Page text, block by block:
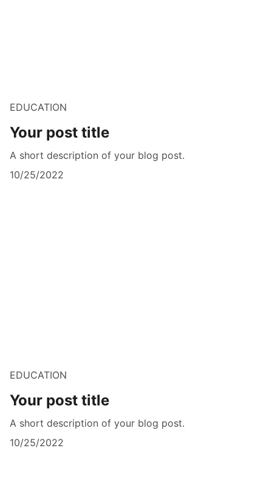
EDUCATION
Your post title
A short description of your blog post.
10/25/2022
EDUCATION
Your post title
A short description of your blog post.
10/25/2022